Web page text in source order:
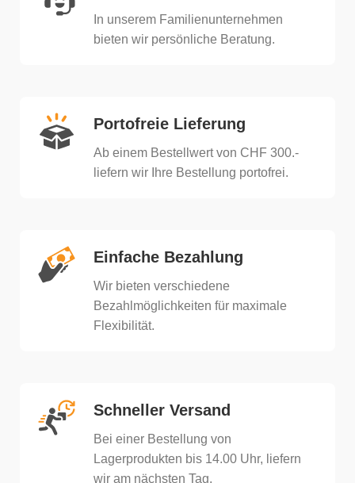
In unserem Familienunternehmen
bieten wir persönliche Beratung.​
Portofreie Lieferung
Ab einem Bestellwert von CHF 300.-
liefern wir Ihre Bestellung portofrei.
Einfache Bezahlung
Wir bieten verschiedene
Bezahlmöglichkeiten für maximale
Flexibilität.
Schneller Versand
Bei einer Bestellung von
Lagerprodukten bis 14.00 Uhr, liefern
wir am nächsten Tag.